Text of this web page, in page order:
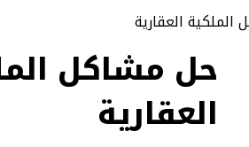
حل مشاكل
العقارية